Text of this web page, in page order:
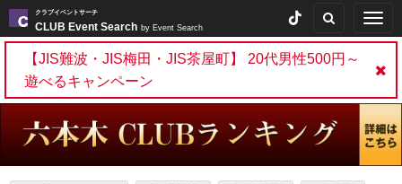
クラブイベントサーチ
CLUB Event Search by Event Search
【JIS難波・JIS梅田・JIS茶屋町】 20代男性500円～
遊べるキャンペーン